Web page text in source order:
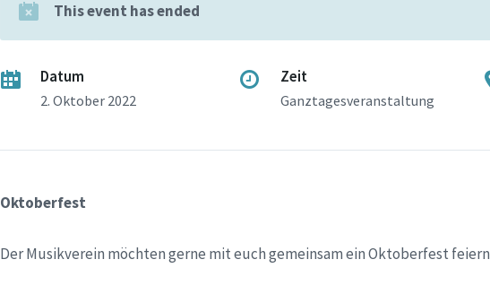
This event has ended
Datum
2. Oktober 2022
Zeit
Ganztagesveranstaltung
Oktoberfest
Der Musikverein möchten gerne mit euch gemeinsam ein Oktoberfest feiern